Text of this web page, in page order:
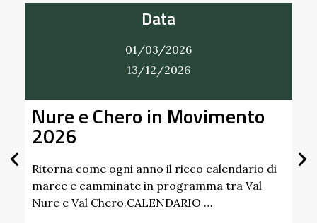
01/03/2026
13/12/2026
e Chero in Movimento
come ogni anno il ricco calendario di
e camminate in programma tra Val
Val Chero.CALENDARIO …
Alla